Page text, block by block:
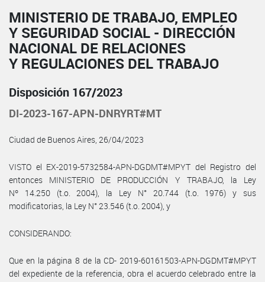
MINISTERIO DE TRABAJO, EMPLEO
Y SEGURIDAD SOCIAL - DIRECCIÓN
NACIONAL DE RELACIONES
Y REGULACIONES DEL TRABAJO
Disposición 167/2023
DI-2023-167-APN-DNRYRT#MT
Ciudad de Buenos Aires, 26/04/2023
VISTO el EX-2019-5732584-APN-DGDMT#MPYT del Registro del
entonces MINISTERIO DE PRODUCCIÓN Y TRABAJO, la Ley
Nº 14.250 (t.o. 2004), la Ley N° 20.744 (t.o. 1976) y sus
modificatorias, la Ley N° 23.546 (t.o. 2004), y
CONSIDERANDO:
Que en la página 8 de la CD- 2019-60161503-APN-DGDMT#MPYT
del expediente de la referencia, obra el acuerdo celebrado entre la